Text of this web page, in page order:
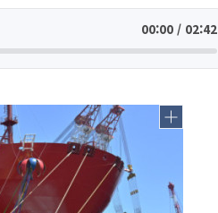
00:00 / 02:42